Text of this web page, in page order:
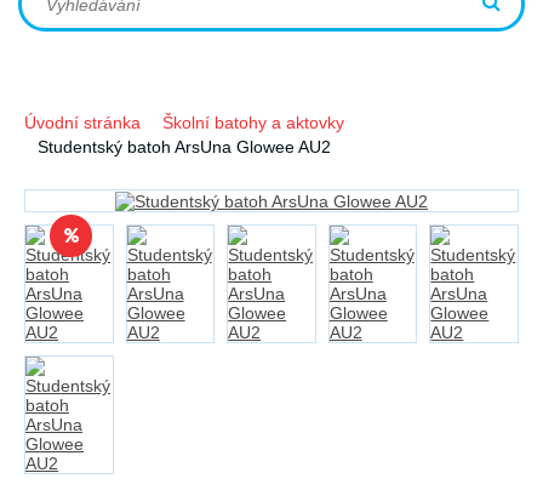
Úvodní stránka
Školní batohy a aktovky
Studentský batoh ArsUna Glowee AU2